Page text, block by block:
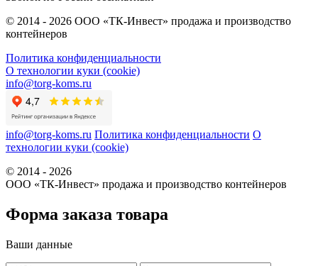
© 2014 - 2026 ООО «ТК-Инвест» продажа и производство
контейнеров
Политика конфиденциальности
О технологии куки (cookie)
info@torg-koms.ru
info@torg-koms.ru Политика конфиденциальности О
технологии куки (cookie)
© 2014 - 2026
ООО «ТК-Инвест» продажа и производство контейнеров
Форма заказа товара
Ваши данные